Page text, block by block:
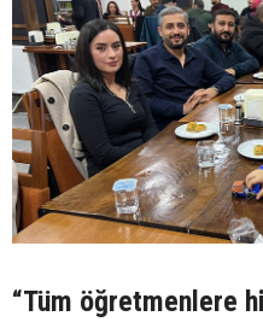
“Tüm öğretmenlere